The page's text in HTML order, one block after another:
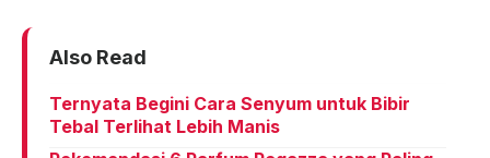
Also Read
Ternyata Begini Cara Senyum untuk Bibir
Tebal Terlihat Lebih Manis